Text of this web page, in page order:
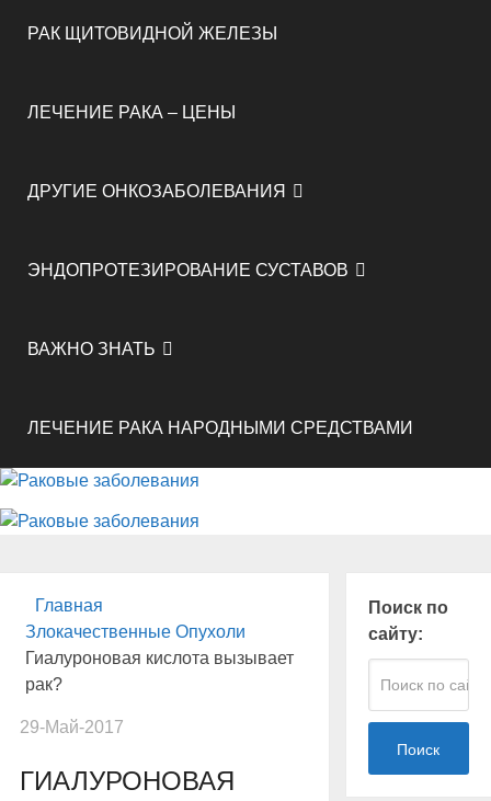
РАК ЩИТОВИДНОЙ ЖЕЛЕЗЫ
ЛЕЧЕНИЕ РАКА – ЦЕНЫ
ДРУГИЕ ОНКОЗАБОЛЕВАНИЯ
ЭНДОПРОТЕЗИРОВАНИЕ СУСТАВОВ
ВАЖНО ЗНАТЬ
ЛЕЧЕНИЕ РАКА НАРОДНЫМИ СРЕДСТВАМИ
Главная
Злокачественные Опухоли
Гиалуроновая кислота вызывает
рак?
29-Май-2017
ГИАЛУРОНОВАЯ
Поиск по
сайту:
Поиск